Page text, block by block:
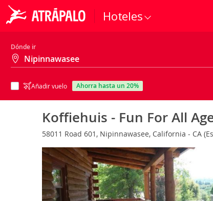
Hoteles
Dónde ir
Añadir vuelo ahorra hasta un 20%
Koffiehuis - Fun For All
58011 Road 601, Nipinnawasee, California - CA